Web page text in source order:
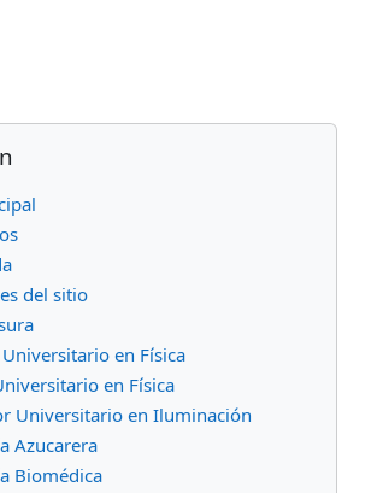
del sitio
en Física
en Física
Universitario en Iluminación
Azucarera
Biomédica